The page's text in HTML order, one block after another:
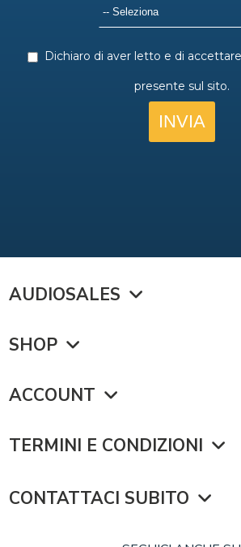
AUDIOSALES
SHOP
ACCOUNT
TERMINI E CONDIZIONI
CONTATTACI SUBITO